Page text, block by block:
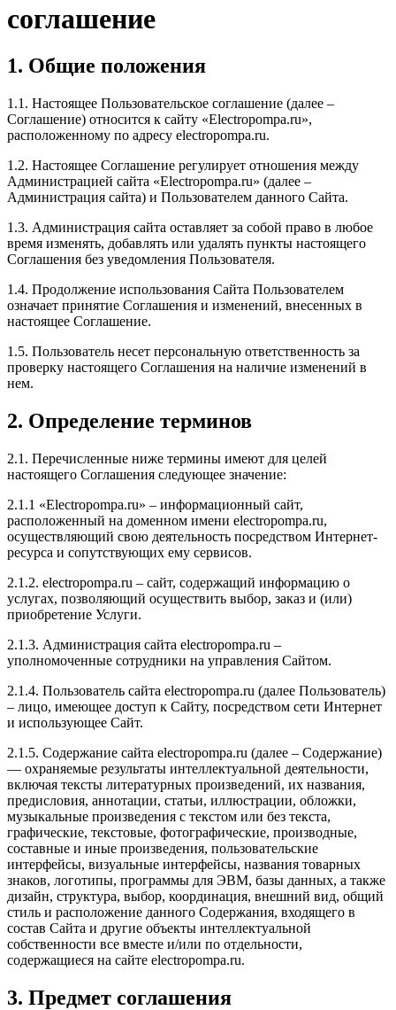
соглашение
1. Общие положения
1.1. Настоящее Пользовательское соглашение (далее –
Соглашение) относится к сайту «Electropompa.ru»,
расположенному по адресу electropompa.ru.
1.2. Настоящее Соглашение регулирует отношения между
Администрацией сайта «Electropompa.ru» (далее –
Администрация сайта) и Пользователем данного Сайта.
1.3. Администрация сайта оставляет за собой право в любое
время изменять, добавлять или удалять пункты настоящего
Соглашения без уведомления Пользователя.
1.4. Продолжение использования Сайта Пользователем
означает принятие Соглашения и изменений, внесенных в
настоящее Соглашение.
1.5. Пользователь несет персональную ответственность за
проверку настоящего Соглашения на наличие изменений в
нем.
2. Определение терминов
2.1. Перечисленные ниже термины имеют для целей
настоящего Соглашения следующее значение:
2.1.1 «Electropompa.ru» – информационный сайт,
расположенный на доменном имени electropompa.ru,
осуществляющий свою деятельность посредством Интернет-
ресурса и сопутствующих ему сервисов.
2.1.2. electropompa.ru – сайт, содержащий информацию о
услугах, позволяющий осуществить выбор, заказ и (или)
приобретение Услуги.
2.1.3. Администрация сайта electropompa.ru –
уполномоченные сотрудники на управления Сайтом.
2.1.4. Пользователь сайта electropompa.ru (далее Пользователь)
– лицо, имеющее доступ к Сайту, посредством сети Интернет
и использующее Сайт.
2.1.5. Содержание сайта electropompa.ru (далее – Содержание)
— охраняемые результаты интеллектуальной деятельности,
включая тексты литературных произведений, их названия,
предисловия, аннотации, статьи, иллюстрации, обложки,
музыкальные произведения с текстом или без текста,
графические, текстовые, фотографические, производные,
составные и иные произведения, пользовательские
интерфейсы, визуальные интерфейсы, названия товарных
знаков, логотипы, программы для ЭВМ, базы данных, а также
дизайн, структура, выбор, координация, внешний вид, общий
стиль и расположение данного Содержания, входящего в
состав Сайта и другие объекты интеллектуальной
собственности все вместе и/или по отдельности,
содержащиеся на сайте electropompa.ru.
3. Предмет соглашения